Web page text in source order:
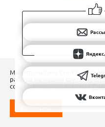
Мы используем Сookies для
работы на нашем сайте.
соглашаетесь с условиями
ПОНЯТНО